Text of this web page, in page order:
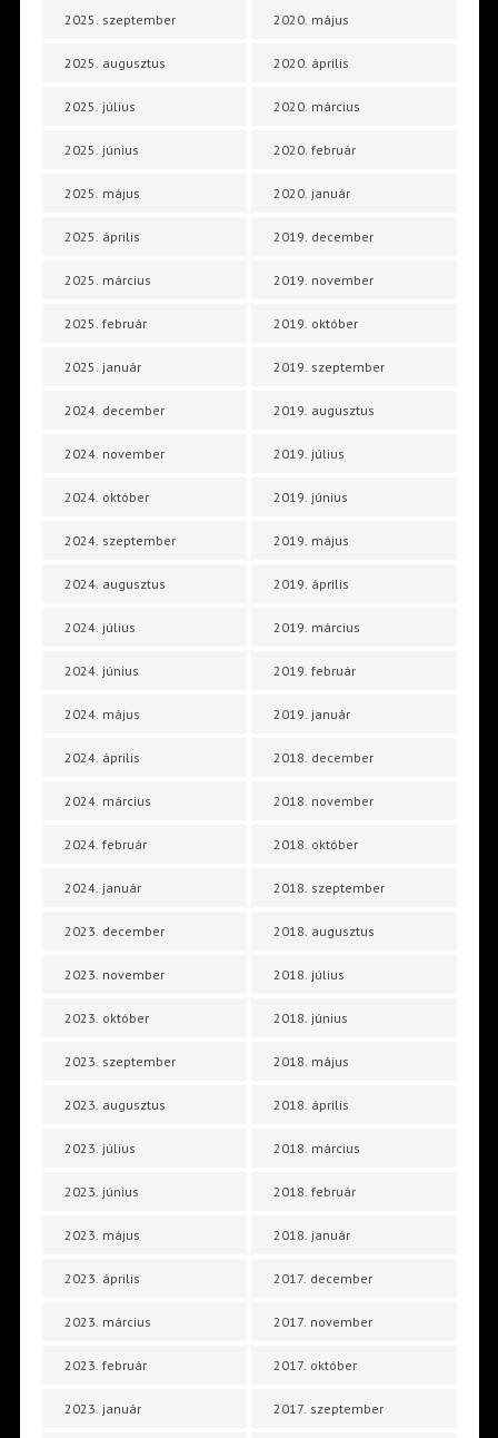
2025. szeptember
2025. augusztus
2025. július
2025. június
2025. május
2025. április
2025. március
2025. február
2025. január
2024. december
2024. november
2024. október
2024. szeptember
2024. augusztus
2024. július
2024. június
2024. május
2024. április
2024. március
2024. február
2024. január
2023. december
2023. november
2023. október
2023. szeptember
2023. augusztus
2023. július
2023. június
2023. május
2023. április
2023. március
2023. február
2023. január
2020. május
2020. április
2020. március
2020. február
2020. január
2019. december
2019. november
2019. október
2019. szeptember
2019. augusztus
2019. július
2019. június
2019. május
2019. április
2019. március
2019. február
2019. január
2018. december
2018. november
2018. október
2018. szeptember
2018. augusztus
2018. július
2018. június
2018. május
2018. április
2018. március
2018. február
2018. január
2017. december
2017. november
2017. október
2017. szeptember